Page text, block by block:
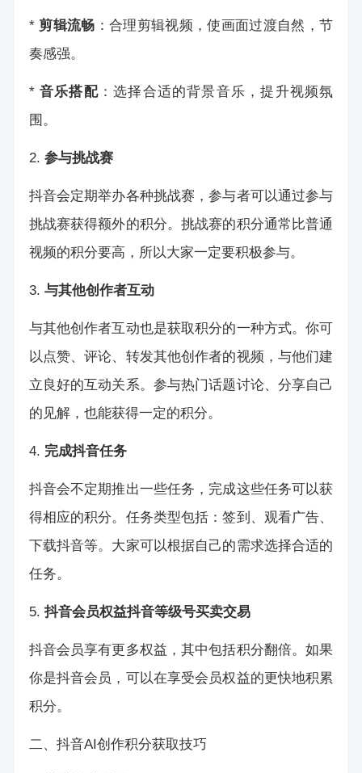
* 剪辑流畅 ：合理剪辑视频，使画面过渡自然，节
奏感强。
*音乐搭配：选择合适的背景音乐，提升视频氛
围。
2. 参与挑战赛
抖音会定期举办各种挑战赛，参与者可以通过参与
挑战赛获得额外的积分。挑战赛的积分通常比普通
视频的积分要高，所以大家一定要积极参与。
3. 与其他创作者互动
与其他创作者互动也是获取积分的一种方式。你可
以点赞、评论、转发其他创作者的视频，与他们建
立良好的互动关系。参与热门话题讨论、分享自己
的见解，也能获得一定的积分。
4. 完成抖音任务
抖音会不定期推出一些任务，完成这些任务可以获
得相应的积分。任务类型包括：签到、观看广告、
下载抖音等。大家可以根据自己的需求选择合适的
任务。
5. 抖音会员权益抖音等级号买卖交易
抖音会员享有更多权益，其中包括积分翻倍。如果
你是抖音会员，可以在享受会员权益的更快地积累
积分。
二、抖音AI创作积分获取技巧